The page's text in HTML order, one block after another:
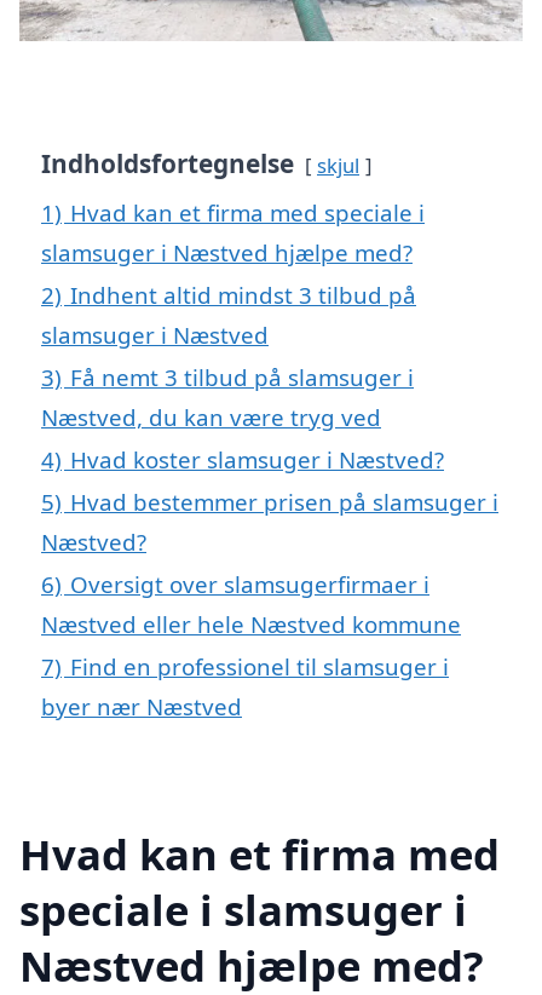
Indholdsfortegnelse skjul
1) Hvad kan et firma med speciale i
slamsuger i Næstved hjælpe med?
2) Indhent altid mindst 3 tilbud på
slamsuger i Næstved
3) Få nemt 3 tilbud på slamsuger i
Næstved, du kan være tryg ved
4) Hvad koster slamsuger i Næstved?
5) Hvad bestemmer prisen på slamsuger i
Næstved?
6) Oversigt over slamsugerfirmaer i
Næstved eller hele Næstved kommune
7) Find en professionel til slamsuger i
byer nær Næstved
Hvad kan et firma med
speciale i slamsuger i
Næstved hjælpe med?